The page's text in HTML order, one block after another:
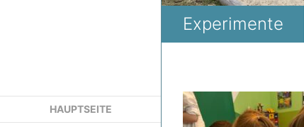
HAUPTSEITE
Experimente